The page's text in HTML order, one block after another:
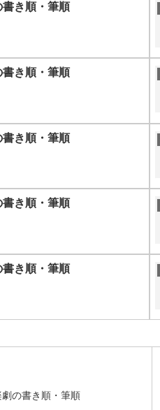
書き順・筆順
書き順・筆順
書き順・筆順
書き順・筆順
書き順・筆順
劇の書き順・筆順